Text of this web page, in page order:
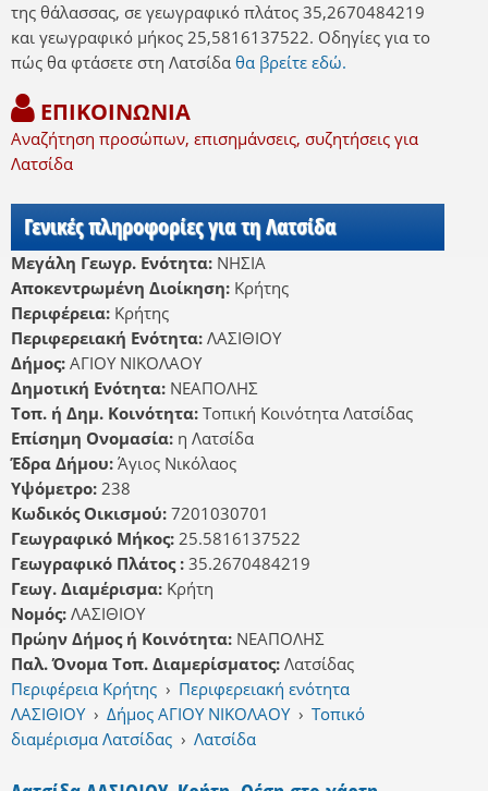
της θάλασσας, σε γεωγραφικό πλάτος 35,2670484219
και γεωγραφικό μήκος 25,5816137522. Οδηγίες για το
πώς θα φτάσετε στη Λατσίδα θα βρείτε εδώ.
ΕΠΙΚΟΙΝΩΝΙΑ
Αναζήτηση προσώπων, επισημάνσεις, συζητήσεις για
Λατσίδα
Γενικές πληροφορίες για τη Λατσίδα
Μεγάλη Γεωγρ. Ενότητα: ΝΗΣΙΑ
Αποκεντρωμένη Διοίκηση: Κρήτης
Περιφέρεια: Κρήτης
Περιφερειακή Ενότητα: ΛΑΣΙΘΙΟΥ
Δήμος: ΑΓΙΟΥ ΝΙΚΟΛΑΟΥ
Δημοτική Ενότητα: ΝΕΑΠΟΛΗΣ
Τοπ. ή Δημ. Κοινότητα: Τοπική Κοινότητα Λατσίδας
Επίσημη Ονομασία: η Λατσίδα
Έδρα Δήμου: Άγιος Νικόλαος
Υψόμετρο: 238
Κωδικός Οικισμού: 7201030701
Γεωγραφικό Μήκος: 25.5816137522
Γεωγραφικό Πλάτος : 35.2670484219
Γεωγ. Διαμέρισμα: Κρήτη
Νομός: ΛΑΣΙΘΙΟΥ
Πρώην Δήμος ή Κοινότητα: ΝΕΑΠΟΛΗΣ
Παλ. Όνομα Τοπ. Διαμερίσματος: Λατσίδας
Περιφέρεια Κρήτης › Περιφερειακή ενότητα
ΛΑΣΙΘΙΟΥ › Δήμος ΑΓΙΟΥ ΝΙΚΟΛΑΟΥ › Τοπικό
διαμέρισμα Λατσίδας › Λατσίδα